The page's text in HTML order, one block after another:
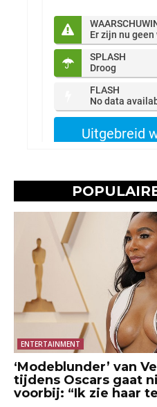
ENTERTAINMENT
‘Modeblunder’ van
tijdens Oscars gaat
voorbij: “Ik zie haar